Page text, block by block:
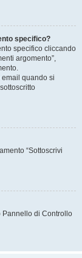
specifico?
specifico cliccando
argomento”,
email quando si
“Sottoscrivi
Pannello di Controllo